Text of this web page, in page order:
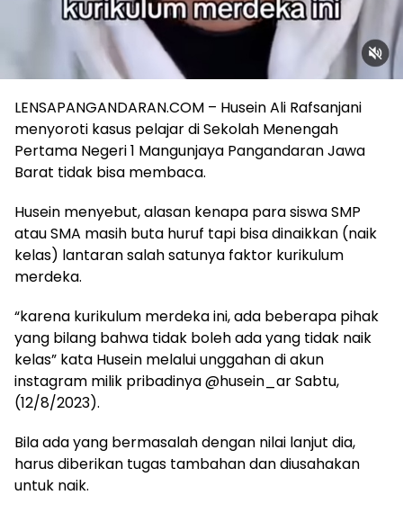
LENSAPANGANDARAN.COM – Husein Ali Rafsanjani
menyoroti kasus pelajar di Sekolah Menengah
Pertama Negeri 1 Mangunjaya Pangandaran Jawa
Barat tidak bisa membaca.
Husein menyebut, alasan kenapa para siswa SMP
atau SMA masih buta huruf tapi bisa dinaikkan (naik
kelas) lantaran salah satunya faktor kurikulum
merdeka.
“karena kurikulum merdeka ini, ada beberapa pihak
yang bilang bahwa tidak boleh ada yang tidak naik
kelas” kata Husein melalui unggahan di akun
instagram milik pribadinya @husein_ar Sabtu,
(12/8/2023).
Bila ada yang bermasalah dengan nilai lanjut dia,
harus diberikan tugas tambahan dan diusahakan
untuk naik.